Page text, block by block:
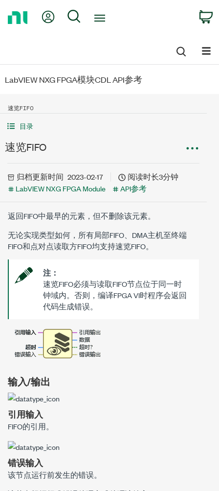
My Account
Search
LabVIEW NXG FPGA模块CDL API参考
速览FIFO
目录
速览FIFO
归档更新时间 2023-02-17
阅读时长3分钟
LabVIEW NXG FPGA Module
API参考
返回FIFO中最早的元素，但不删除该元素。
无论实现类型如何，所有局部FIFO、DMA主机至终端
FIFO和点对点读取方FIFO均支持速览FIFO。
注：
速览FIFO必须与读取FIFO节点位于同一时
钟域内。否则，编译FPGA VI时程序会返回
代码生成错误。
输入/输出
引用输入
FIFO的引用。
错误输入
该节点运行前发生的错误。